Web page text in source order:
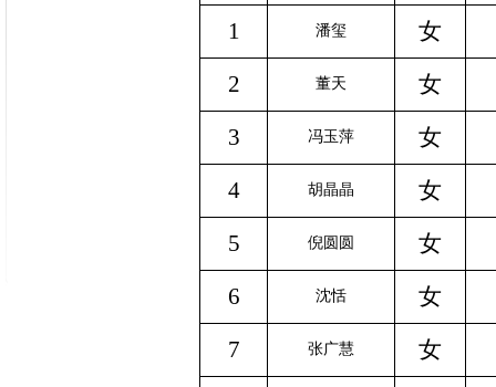
1 潘玺
女
2
董天
女
3
冯玉萍
女
4
胡晶晶
女
5
倪圆圆
女
6
沈恬
女
7
张广慧
女